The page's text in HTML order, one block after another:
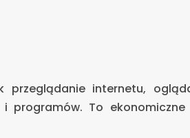
internetu,
To ekonomiczne